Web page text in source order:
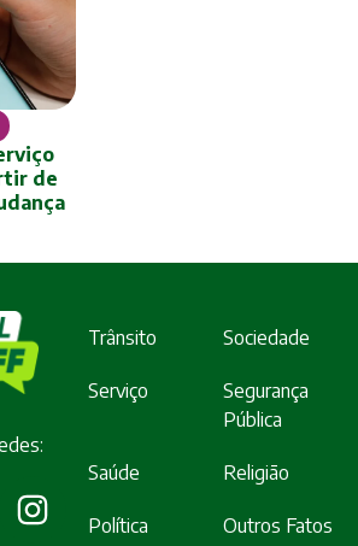
de
Trânsito Sociedade
Serviço
Segurança
Pública
Saúde Religião
Política Outros Fatos